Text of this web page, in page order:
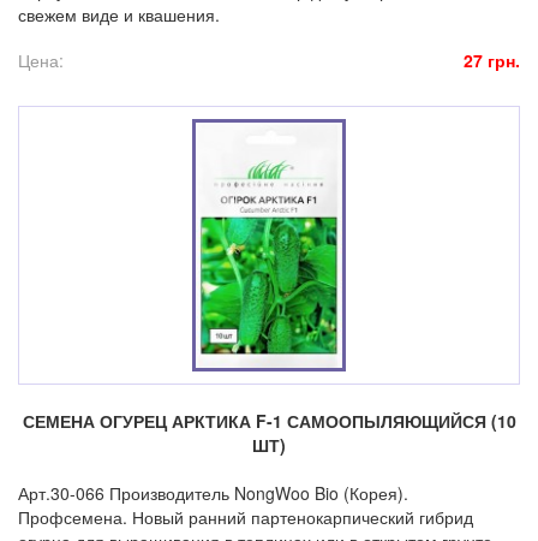
свежем виде и квашения.
Цена:
27 грн.
СЕМЕНА ОГУРЕЦ АРКТИКА F-1 САМООПЫЛЯЮЩИЙСЯ (10
ШТ)
Арт.30-066 Производитель NongWoo Bio (Корея).
Профсемена. Новый ранний партенокарпический гибрид